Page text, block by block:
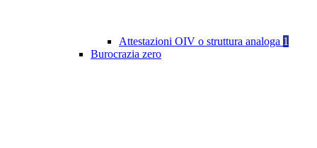
Attestazioni OIV o struttura analoga 1
Burocrazia zero